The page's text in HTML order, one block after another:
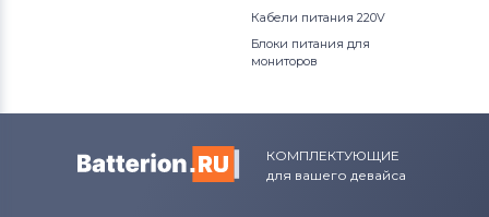
Кабели питания 220V
Блоки питания для
мониторов
КОМПЛЕКТУЮЩИЕ
для вашего девайса